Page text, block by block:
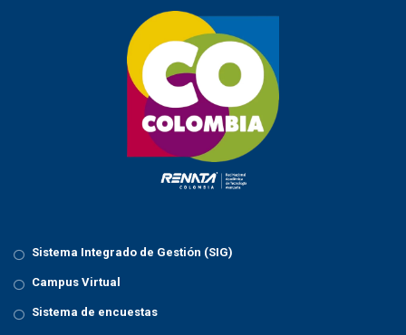
Sistema Integrado de Gestión (SIG)
Campus Virtual
Sistema de encuestas